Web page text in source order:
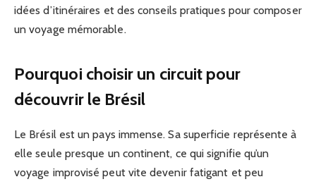
idées d’itinéraires et des conseils pratiques pour composer
un voyage mémorable.
Pourquoi choisir un circuit pour
découvrir le Brésil
Le Brésil est un pays immense. Sa superficie représente à
elle seule presque un continent, ce qui signifie qu’un
voyage improvisé peut vite devenir fatigant et peu